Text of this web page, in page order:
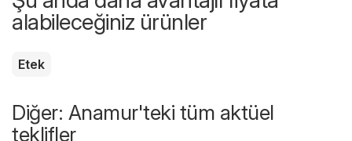
alabileceğiniz ürünler
Etek
Diğer: Anamur'teki tüm aktüel
teklifler